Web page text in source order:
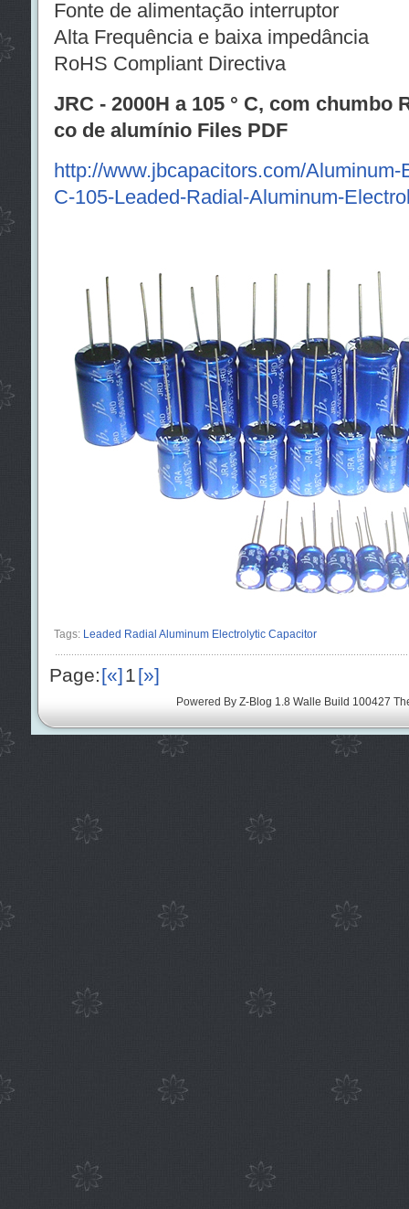
Fonte de alimentação interruptor
Alta Frequência e baixa impedância
RoHS Compliant Directiva
JRC - 2000H a 105 ° C, com
co de alumínio Files PDF
http://www.jbcapacitors.com/
C-105-Leaded-Radial-Aluminum-
Tags: Leaded Radial Aluminum Electrolytic Capacitor
Page:[«]1[»]
Powered By Z-Blog 1.8 Walle Build 100427